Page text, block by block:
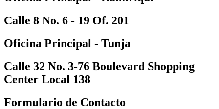
Calle 8 No. 6 - 19 Of. 201
Oficina Principal - Tunja
Calle 32 No. 3-76 Boulevard Shopping
Center Local 138
Formulario de Contacto